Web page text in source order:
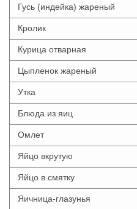
Гусь (индейка) жареный
Кролик
Курица отварная
Цыпленок жареный
Утка
Блюда из яиц
Омлет
Яйцо вкрутую
Яйцо в смятку
Яичница-глазунья